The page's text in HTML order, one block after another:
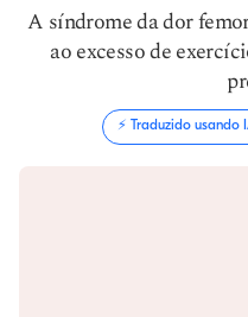
A síndrome da dor
ao excesso de
⚡️ Traduzido usando